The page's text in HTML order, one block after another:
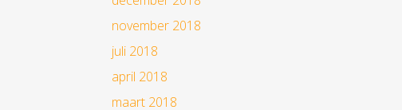
november 2018
juli 2018
april 2018
maart 2018